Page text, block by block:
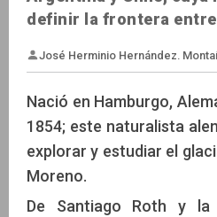
definir la frontera
José Herminio
Nació en Hamburgo,
1854; este naturalista
explorar y estudiar el
Moreno.
De Santiago Roth y la